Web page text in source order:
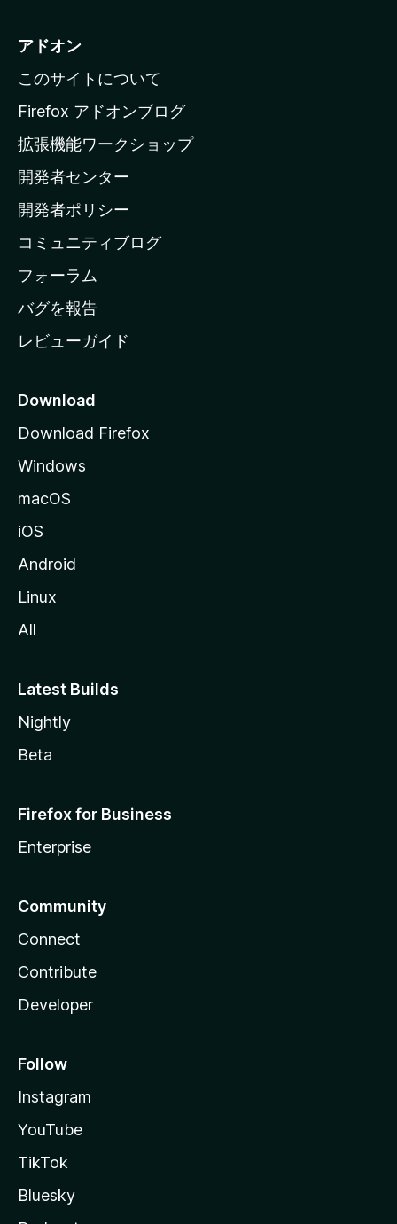
i
l
a
ホ
ー
ム
ー
ジ
へ
アドオン
このサイトについて
Firefox アドオンブログ
拡張機能ワークショップ
開発者センター
開発者ポリシー
コミュニティブログ
フォーラム
バグを報告
レビューガイド
Download
Download Firefox
Windows
macOS
iOS
Android
Linux
All
Latest Builds
Nightly
Beta
Firefox for Business
Enterprise
Community
Connect
Contribute
Developer
Follow
Instagram
YouTube
TikTok
Bluesky